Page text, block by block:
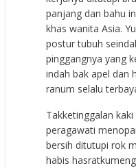
panjang dan bahu
khas wanita Asia.
postur tubuh
pinggangnya yang
indah bak apel dan
ranum selalu
Takketinggalan
peragawati
bersih ditutupi rok
habis